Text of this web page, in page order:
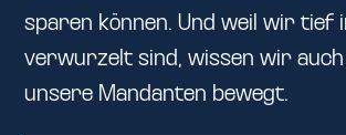
sparen können. Und weil wir tief
verwurzelt sind, wissen wir auch
unsere Mandanten bewegt.